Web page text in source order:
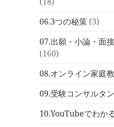
06.3つの秘策 (3)
07.出願・小論・面
(160)
08.オンライン家庭
09.受験コンサルタ
10.YouTubeでわか